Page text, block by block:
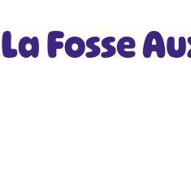
La Fosse